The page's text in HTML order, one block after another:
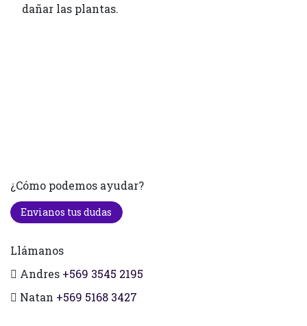
dañar las plantas.
¿Cómo podemos ayudar?
Envianos tus dudas
Llámanos
Andres +569 3545 2195
Natan +569 5168 3427